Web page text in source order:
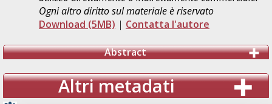
Ogni altro diritto sul materiale è riservato
Download (5MB) | Contatta l'autore
Abstract
Altri metadati